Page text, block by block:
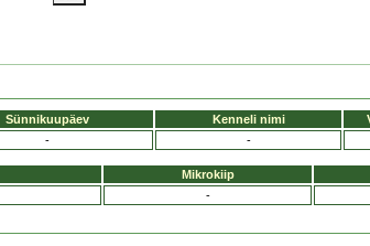
Sünnikuupäev Kenneli nimi
- -
Mikrokiip
-